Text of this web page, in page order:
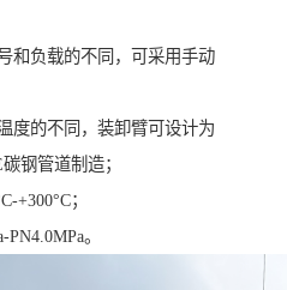
负载的不同，可采用手动
的不同，装卸臂可设计为
钢管道制造；
；
。